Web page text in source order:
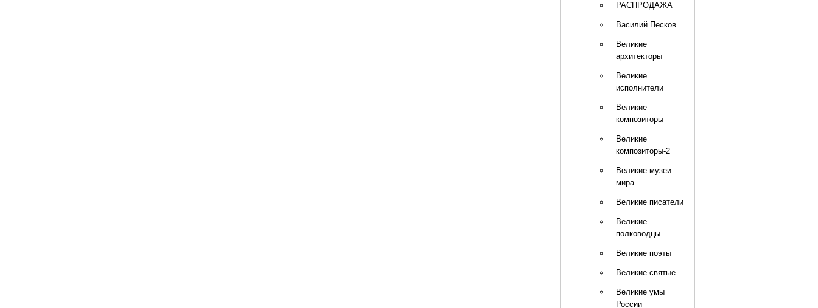
РАСПРОДАЖА
Василий Песков
Великие
архитекторы
Великие
исполнители
Великие
композиторы
Великие
композиторы-2
Великие музеи
мира
Великие писатели
Великие
полководцы
Великие поэты
Великие святые
Великие умы
России